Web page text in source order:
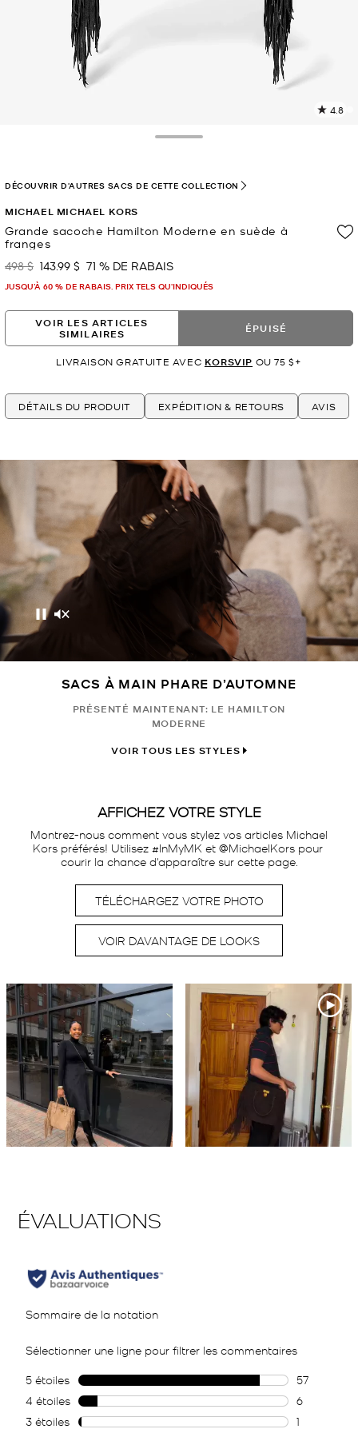
4.8
MICHAEL MICHAEL KORS
Grande sacoche Hamilton Moderne en suède à
franges
était
498 $ maintenant
143.99 $ 71 % DE RABAIS
JUSQU’À 60 % DE RABAIS. PRIX TELS QU'INDIQUÉS
DÉCOUVRIR D'AUTRES SACS DE CETTE COLLECTION
VOIR LES ARTICLES
SIMILAIRES
ÉPUISÉ
LIVRAISON GRATUITE AVEC KORSVIP OU 75 $+
DÉTAILS DU PRODUIT EXPÉDITION & RETOURS AVIS
PauseActiver le son
SACS À MAIN PHARE D’AUTOMNE
PRÉSENTÉ MAINTENANT: LE HAMILTON
MODERNE
VOIR TOUS LES STYLES
AFFICHEZ VOTRE STYLE
Montrez-nous comment vous stylez vos articles Michael
Kors préférés! Utilisez #InMyMK et @MichaelKors pour
courir la chance d'apparaître sur cette page.
TÉLÉCHARGEZ VOTRE PHOTO
VOIR DAVANTAGE DE LOOKS
Carrousel média
Carrousel avec photos de produits. Utilisez les boutons précédent